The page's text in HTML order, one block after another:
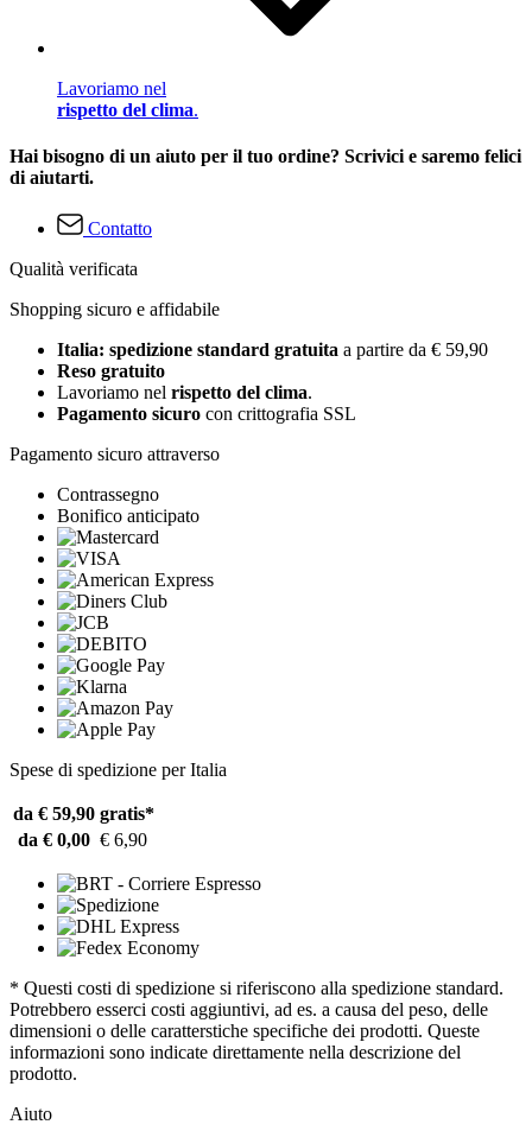
Lavoriamo nel
rispetto del clima.
Hai bisogno di un aiuto per il tuo ordine? Scrivici e saremo felici
di aiutarti.
Contatto
Qualità verificata
Shopping sicuro e affidabile
Italia: spedizione standard gratuita a partire da € 59,90
Reso gratuito
Lavoriamo nel rispetto del clima.
Pagamento sicuro con crittografia SSL
Pagamento sicuro attraverso
Contrassegno
Bonifico anticipato
Spese di spedizione per Italia
da € 59,90 gratis*
da € 0,00 € 6,90
* Questi costi di spedizione si riferiscono alla spedizione standard.
Potrebbero esserci costi aggiuntivi, ad es. a causa del peso, delle
dimensioni o delle caratterstiche specifiche dei prodotti. Queste
informazioni sono indicate direttamente nella descrizione del
prodotto.
Aiuto